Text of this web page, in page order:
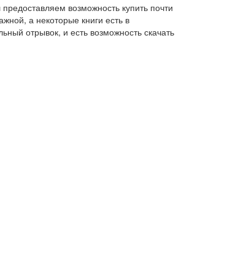
возможность купить почти
а некоторые книги есть в
отрывок, и есть возможность скачать